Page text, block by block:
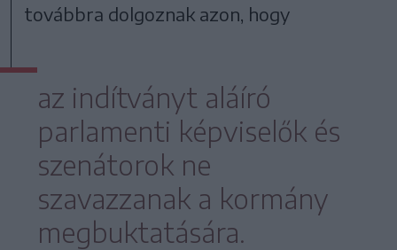
továbbra dolgoznak azon, hogy
az indítványt aláíró
parlamenti képviselők és
szenátorok ne
szavazzanak a kormány
megbuktatására.